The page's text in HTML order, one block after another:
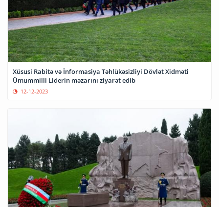
Xüsusi Rabitə və İnformasiya Təhlükəsizliyi Dövlət Xidməti
Ümummilli Liderin məzarını ziyarət edib
12-12-2023